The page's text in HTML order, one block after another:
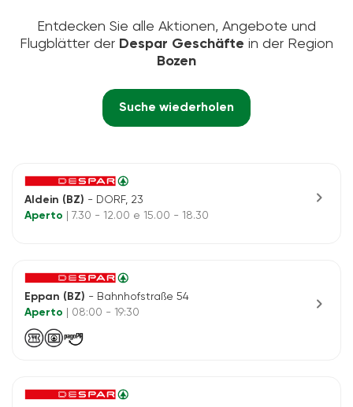
Entdecken Sie alle Aktionen, Angebote und
Flugblätter der Despar Geschäfte in der Region
Bozen
Suche wiederholen
Aldein (BZ) - DORF, 23
Aperto
| 7.30 - 12.00 e 15.00 - 18.30
chevron_right
Eppan (BZ) - Bahnhofstraße 54
Aperto
| 08:00 - 19:30 chevron_right